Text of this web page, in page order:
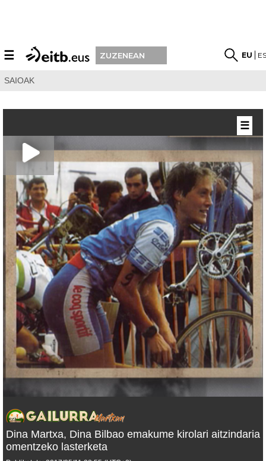
☰ ZUZENEAN EU
SAIOAK
Dina Martxa, Dina Bilbao emakume kirolari aitzindaria
omentzeko lasterketa
☰